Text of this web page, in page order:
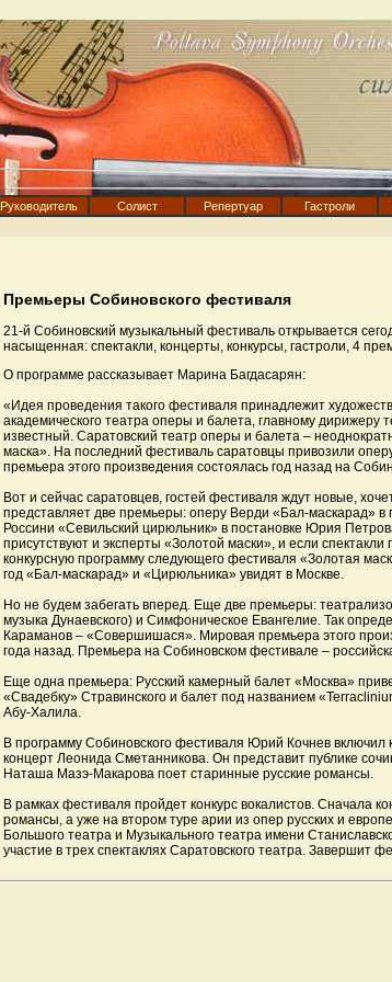
Руководитель Солист Репертуар Гастроли
Премьеры Собиновского фестиваля
21-й Собиновский музыкальный фестиваль открывается
насыщенная: спектакли, концерты, конкурсы, гастроли, 4
О программе рассказывает Марина Багдасарян:
«Идея проведения такого фестиваля принадлежит
академического театра оперы и балета, главному дирижеру
известный. Саратовский театр оперы и балета –
маска». На последний фестиваль саратовцы привозили
премьера этого произведения состоялась год назад на
Вот и сейчас саратовцев, гостей фестиваля ждут новые,
представляет две премьеры: оперу Верди «Бал-маскарад» в
Россини «Севильский цирюльник» в постановке Юрия
присутствуют и эксперты «Золотой маски», и если
конкурсную программу следующего фестиваля «Золотая
год «Бал-маскарад» и «Цирюльника» увидят в Москве.
Но не будем забегать вперед. Еще две премьеры:
музыка Дунаевского) и Симфоническое Евангелие. Так
Караманов – «Совершишася». Мировая премьера этого
года назад. Премьера на Собиновском фестивале –
Еще одна премьера: Русский камерный балет «Москва»
«Свадебку» Стравинского и балет под названием
Абу-Халила.
В программу Собиновского фестиваля Юрий Кочнев
концерт Леонида Сметанникова. Он представит публике
Наташа Мазэ-Макарова поет старинные русские романсы.
В рамках фестиваля пройдет конкурс вокалистов. Сначала
романсы, а уже на втором туре арии из опер русских и
Большого театра и Музыкального театра имени
участие в трех спектаклях Саратовского театра. Завершит